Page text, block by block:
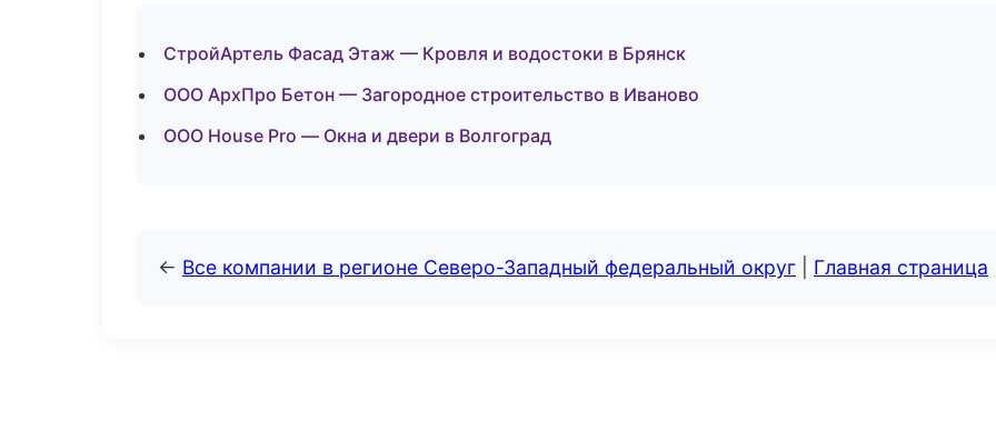
СтройАртель Фасад Этаж — Кровля и водостоки в Брянск
ООО АрхПро Бетон — Загородное строительство в Иваново
ООО House Pro — Окна и двери в Волгоград
← Все компании в регионе Северо-Западный федеральный округ Главная страница